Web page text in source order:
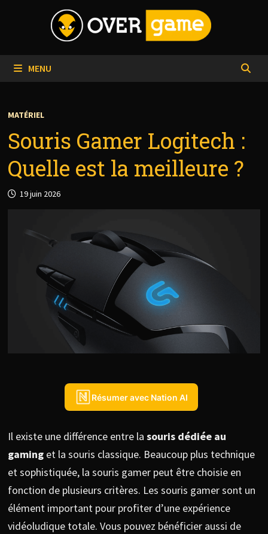
MENU
MATÉRIEL
Souris Gamer Logitech :
Quelle est la meilleure ?
19 juin 2026
Résumer avec Nation AI
Il existe une différence entre la souris dédiée au
gaminget la souris classique. Beaucoup plus technique
et sophistiquée, la souris gamer peut être choisie en
fonction de plusieurs critères. Les souris gamer sont un
élément important pour profiter d’une expérience
vidéoludique totale. Vous pouvez bénéficier aussi de